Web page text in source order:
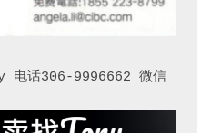
电话306-9996662 微信